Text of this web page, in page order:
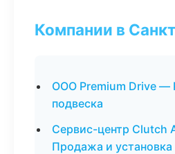
Компании в
ООО Premium Drive —
подвеска
Сервис-центр Clutch
Продажа и установка